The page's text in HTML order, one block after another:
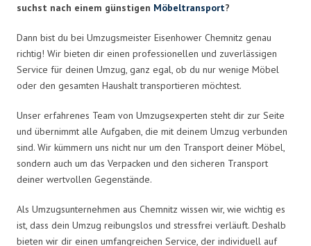
suchst nach einem günstigen Möbeltransport?
Dann bist du bei Umzugsmeister Eisenhower Chemnitz genau
richtig! Wir bieten dir einen professionellen und zuverlässigen
Service für deinen Umzug, ganz egal, ob du nur wenige Möbel
oder den gesamten Haushalt transportieren möchtest.
Unser erfahrenes Team von Umzugsexperten steht dir zur Seite
und übernimmt alle Aufgaben, die mit deinem Umzug verbunden
sind. Wir kümmern uns nicht nur um den Transport deiner Möbel,
sondern auch um das Verpacken und den sicheren Transport
deiner wertvollen Gegenstände.
Als Umzugsunternehmen aus Chemnitz wissen wir, wie wichtig es
ist, dass dein Umzug reibungslos und stressfrei verläuft. Deshalb
bieten wir dir einen umfangreichen Service, der individuell auf